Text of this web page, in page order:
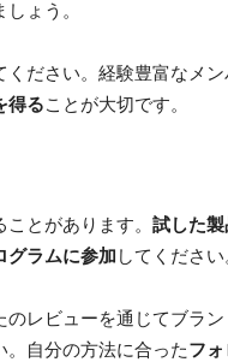
しょう。
ください。経験豊富なメ
得ることが大切です。
とがあります。 試した
グラムに参加 してください
のレビューを通じてブラン
。自分の方法に合ったフ